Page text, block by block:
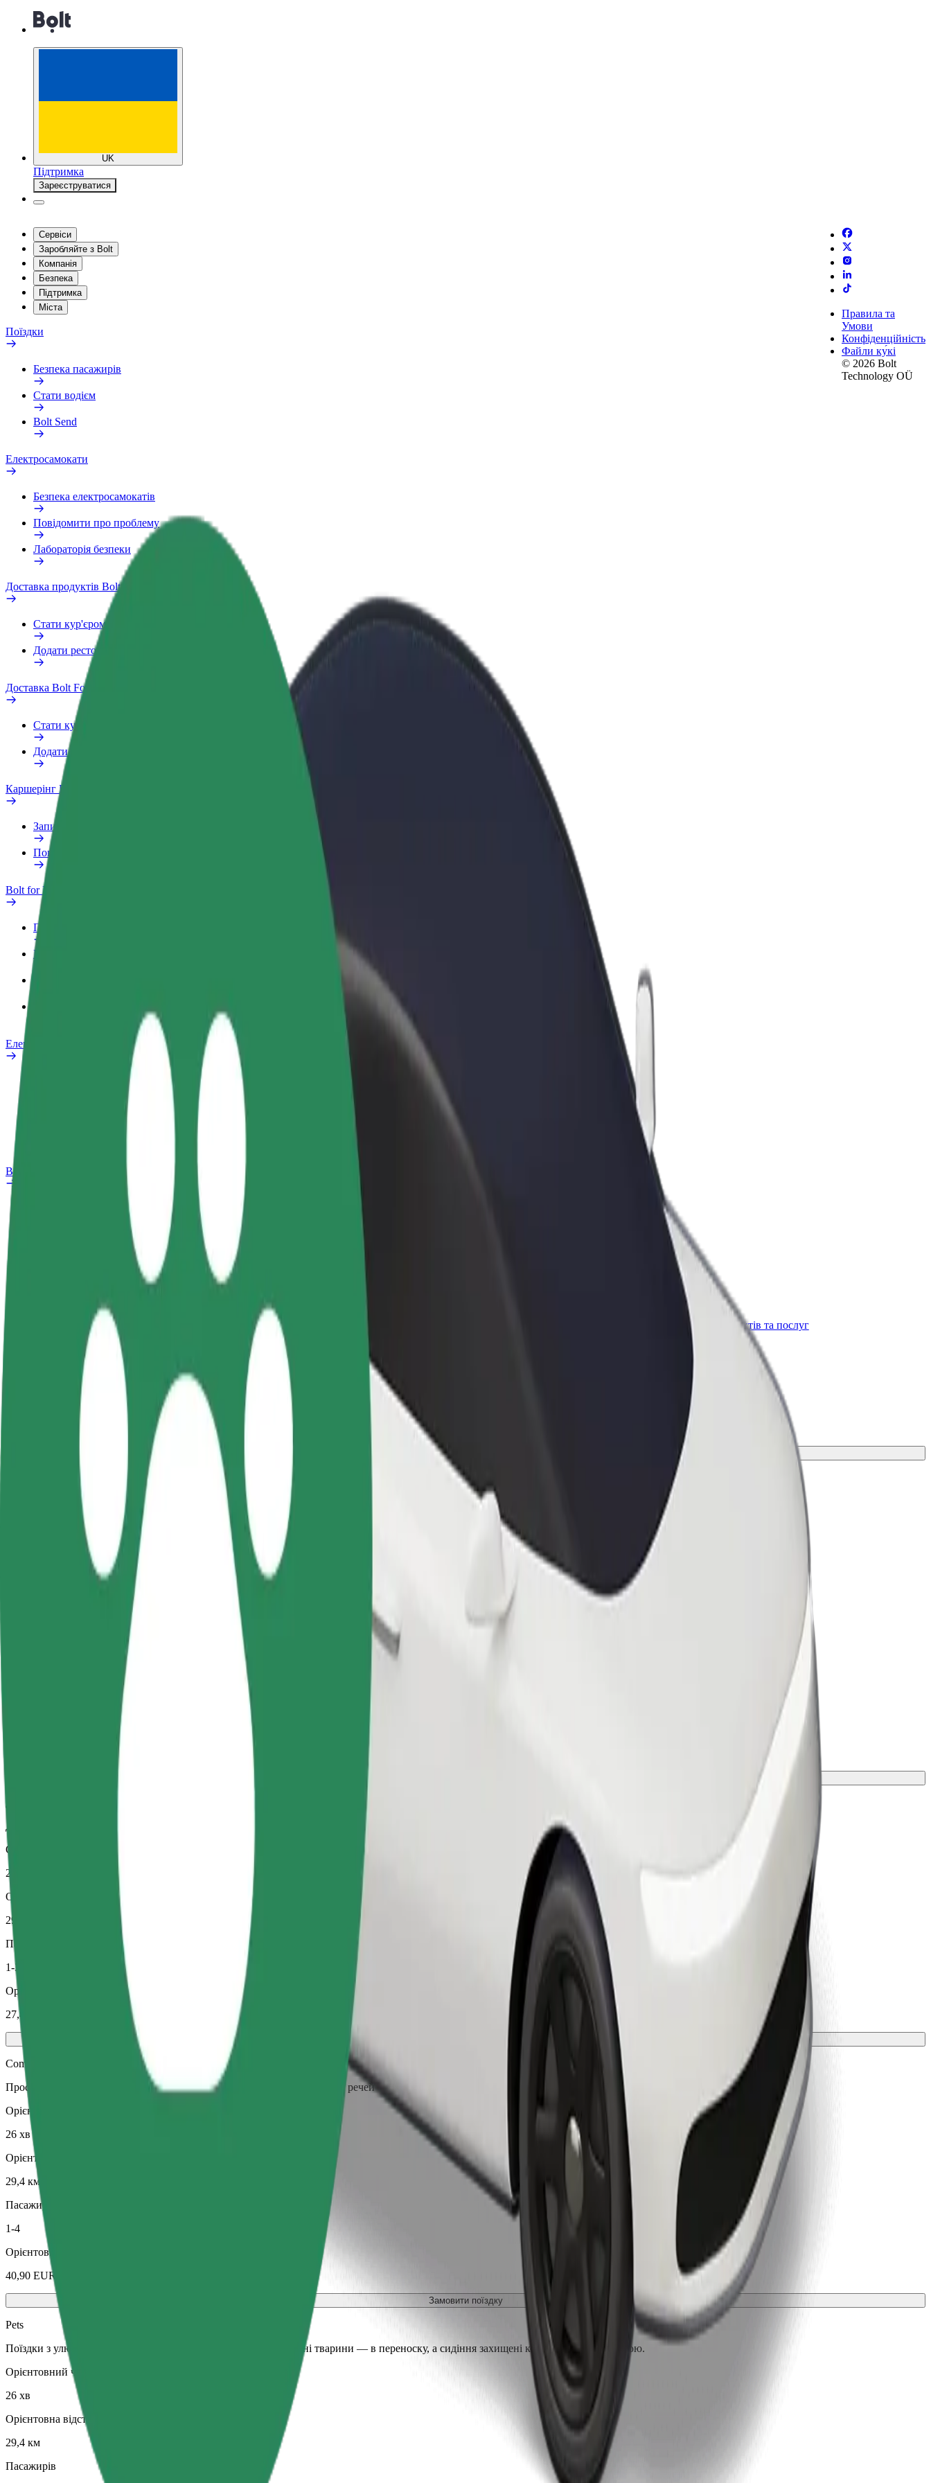
UK
Підтримка
Зареєструватися
Сервіси
Заробляйте з Bolt
Компанія
Безпека
Підтримка
Міста
Поїздки
Безпека пасажирів
Стати водієм
Bolt Send
Електросамокати
Безпека електросамокатів
Повідомити про проблему
Лабораторія безпеки
Доставка продуктів Bolt Market
Стати кур'єром
Додати ресторан чи крамницю
Доставка Bolt Food
Стати кур'єром
Додати ресторан чи крамницю
Каршерінг Bolt Drive
Запитання та відповіді
Повідомити про проблему з ТЗ
Bolt for Business
Переваги
Робочий обліковий запис
Електровелосипеди
Лабораторія безпеки
Повідомити про проблему
Bolt Plus
Запитання та відповіді
Стати водієм
Заробляйте гроші на
власних умовах
Доставляйте їжу та отримуйте
Залучайте більше клієнтів та
збільшуйте виторг
Bolt for Business
Масштабування продуктів та послуг
Bolt для вашого бізнесу
Правила та
Умови
Конфіденційність
Файли ку́кі
© 2026 Bolt
Technology OÜ
Як дістатися за маршрутом Virma Pubi – Tapa Pitsakohvik
Хочеш дістатися за маршрутом "Virma Pubi" – "Tapa Pitsakohvik"? Ознайомся з нашими сервісами та знайди ідеальний спосіб пересування для своєї поїздки.
Завантажити застосунок
Tapa Pitsakohvik
Зручність та комфорт — всього у декілька кліків!
Надійні поїздки на повсякденних авто середнього класу.
Дитяче крісло з ременями безпеки для дітей віком 2–6 років (приблизно 10–30 кг). Уточни у водія точні обмеження за віком, вагою та зростом.
Орієнтовний час поїздки
26 хв
Орієнтовна відстань
29,4 км
Пасажирів
1-3
Орієнтовна вартість
27,40 EUR
Comfort
Просторі поїздки з більшим простором для ніг та місцем для зберігання речей
Орієнтовний час поїздки
26 хв
Орієнтовна відстань
29,4 км
Пасажирів
1-4
Орієнтовна вартість
40,90 EUR
Замовити поїздку
Pets
Поїздки з улюбленцем. Собаки мають бути в наморднику, дрібні тварини — в переноску, а сидіння захищені ковдрою або підстилкою.
Орієнтовний час поїздки
26 хв
Орієнтовна відстань
29,4 км
Пасажирів